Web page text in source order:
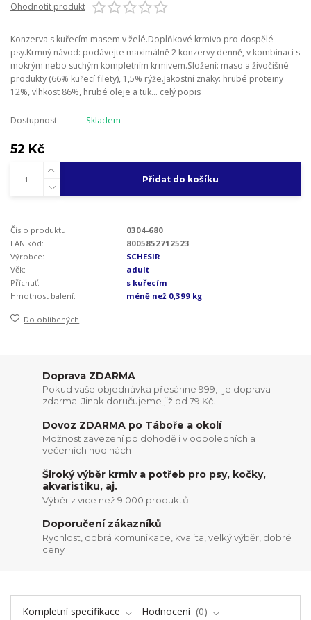
Ohodnotit produkt
Konzerva s kuřecím masem v želé.Doplňkové krmivo pro dospělé
psy.Krmný návod: podávejte maximálně 2 konzervy denně, v kombinaci s
mokrým nebo suchým kompletním krmivem.Složení: maso a živočišné
produkty (66% kuřecí filety), 1,5% rýže.Jakostní znaky: hrubé proteiny
12%, vlhkost 86%, hrubé oleje a tuk... celý popis
Dostupnost Skladem
52 Kč
Přidat do košíku
Číslo produktu:
0304-680
EAN kód:
8005852712523
Výrobce:
SCHESIR
Věk:
adult
Příchuť:
s kuřecím
Hmotnost balení:
méně než 0,399 kg
Do oblíbených
Doprava ZDARMA
Pokud vaše objednávka přesáhne 999,- je doprava
zdarma. Jinak doručujeme již od 79 Kč.
Dovoz ZDARMA po Táboře a okolí
Možnost zavezení po dohodě i v odpoledních a
večerních hodinách
Široký výběr krmiv a potřeb pro psy, kočky,
akvaristiku, aj.
Výběr z vice než 9 000 produktů.
Doporučení zákazníků
Rychlost, dobrá komunikace, kvalita, velký výběr, dobré
ceny
Kompletní specifikace Hodnocení
0